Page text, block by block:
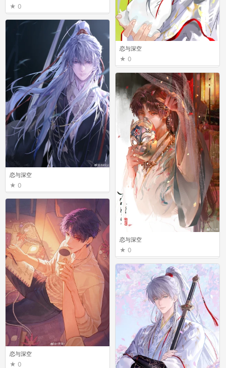
0
恋与深空
0
恋与深空
0
恋与深空
0
恋与深空
0